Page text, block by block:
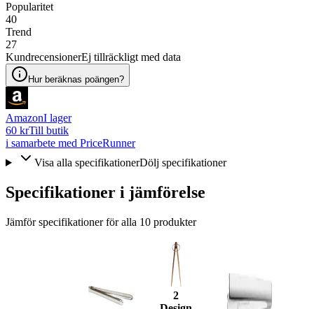
Popularitet
40
Trend
27
KundrecensionerEj tillräckligt med data
Hur beräknas poängen?
AmazonI lager
60 krTill butik
i samarbete med PriceRunner
Visa alla specifikationerDölj specifikationer
Specifikationer i jämförelse
Jämför specifikationer för alla 10 produkter
2